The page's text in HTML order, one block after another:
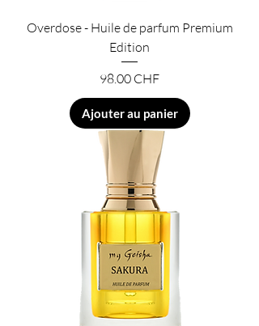
Overdose - Huile de parfum Premium
Edition
Prix
98.00 CHF
Ajouter au panier